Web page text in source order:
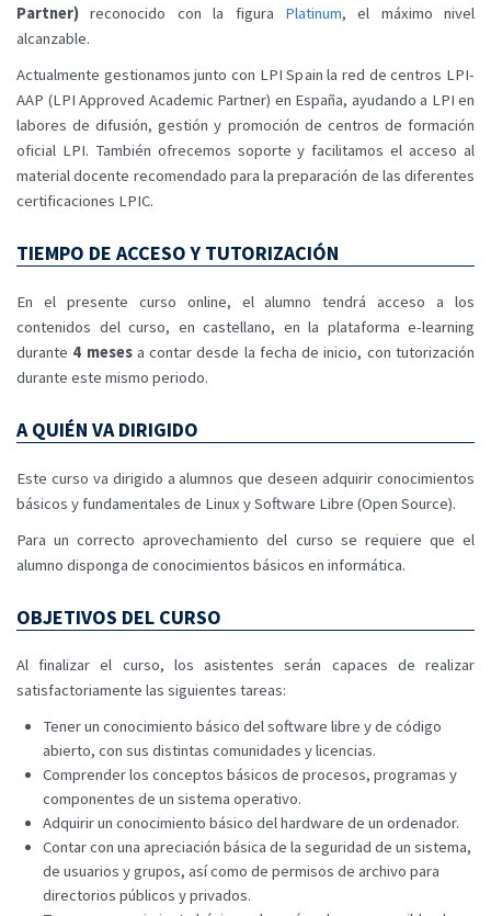
Partner) reconocido con la figura Platinum, el máximo nivel
alcanzable.
Actualmente gestionamos junto con LPI Spain la red de centros LPI-
AAP (LPI Approved Academic Partner) en España, ayudando a LPI en
labores de difusión, gestión y promoción de centros de formación
oficial LPI. También ofrecemos soporte y facilitamos el acceso al
material docente recomendado para la preparación de las diferentes
certificaciones LPIC.
TIEMPO DE ACCESO Y TUTORIZACIÓN
En el presente curso online, el alumno tendrá acceso a los
contenidos del curso, en castellano, en la plataforma e-learning
durante 4 mesesa contar desde la fecha de inicio, con tutorización
durante este mismo periodo.
A QUIÉN VA DIRIGIDO
Este curso va dirigido a alumnos que deseen adquirir conocimientos
básicos y fundamentales de Linux y Software Libre (Open Source).
Para un correcto aprovechamiento del curso se requiere que el
alumno disponga de conocimientos básicos en informática.
OBJETIVOS DEL CURSO
Al finalizar el curso, los asistentes serán capaces de realizar
satisfactoriamente las siguientes tareas:
Tener un conocimiento básico del software libre y de código
abierto, con sus distintas comunidades y licencias.
Comprender los conceptos básicos de procesos, programas y
componentes de un sistema operativo.
Adquirir un conocimiento básico del hardware de un ordenador.
Contar con una apreciación básica de la seguridad de un sistema,
de usuarios y grupos, así como de permisos de archivo para
directorios públicos y privados.